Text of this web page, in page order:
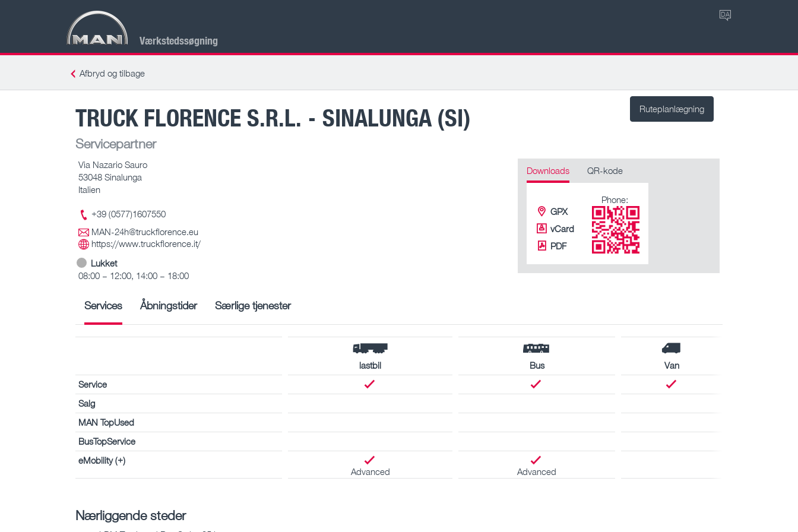
Værkstedssøgning
DA
Afbryd og tilbage
Ruteplanlægning
TRUCK FLORENCE S.R.L. - SINALUNGA (SI)
Servicepartner
Via Nazario Sauro
53048 Sinalunga
Italien
+39 (0577)1607550
MAN-24h@truckflorence.eu
https://www.truckflorence.it/
Lukket
08:00 – 12:00, 14:00 – 18:00
Downloads QR-kode
GPX
vCard
PDF
Phone:
Services Åbningstider Særlige tjenester
lastbil Bus
Van
Service
Salg
MAN TopUsed
BusTopService
eMobility (+)
Advanced
Advanced
Nærliggende steder